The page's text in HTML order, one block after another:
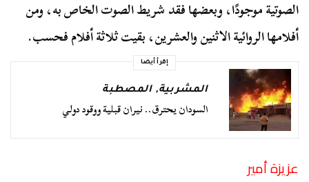
الصوتية موجودًا، وبعضها فقد شريط الصوت الخاص به، ومن
أفلامها الروائية الاثنين والعشرين، بقيت ثلاثة أفلام فحسب.
إقرأ أيضا
المشربية,المصطبة
السودان يحترق.. نيران قبلية ووقود دولي
عزيزة أمير